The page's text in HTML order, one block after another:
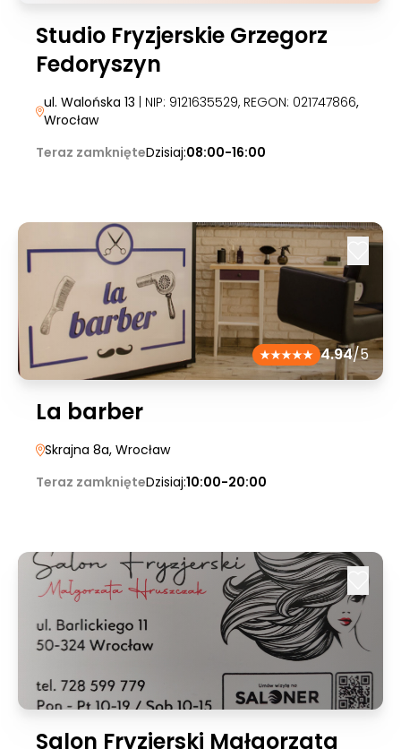
Studio Fryzjerskie Grzegorz
Fedoryszyn
ul. Walońska 13 | NIP: 9121635529, REGON: 021747866,
Wrocław
Teraz zamknięteDzisiaj:08:00-16:00
4.94/5
La barber
Skrajna 8a, Wrocław
Teraz zamknięteDzisiaj:10:00-20:00
Salon Fryzjerski Małgorzata